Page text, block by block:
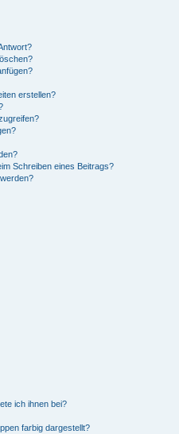
erstellen?
Schreiben eines Beitrags?
ich ihnen bei?
farbig dargestellt?